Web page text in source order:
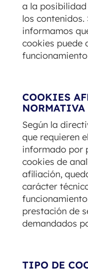
a la
los contenidos.
informamos
cookies puede
COOKIES
Según la
que requieren
informado por
cookies de
afiliación,
carácter
prestación de
demandados
TIPO DE